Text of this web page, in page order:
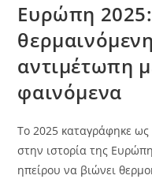
Ευρώπη
αντιμέτωπη
φαινόμενα
Το 2025 καταγράφηκε ως
στην ιστορία της
ηπείρου να βιώνει